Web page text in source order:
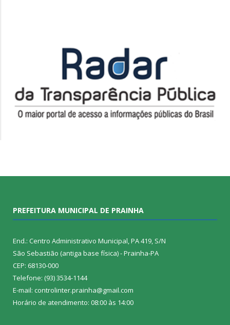
PREFEITURA MUNICIPAL DE PRAINHA
End.: Centro Administrativo Municipal, PA 419, S/N
São Sebastião (antiga base física) - Prainha-PA
CEP: 68130-000
Telefone: (93) 3534-1144
E-mail: controlinter.prainha@gmail.com
Horário de atendimento: 08:00 às 14:00